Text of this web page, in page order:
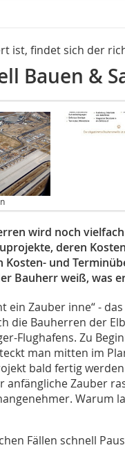
ist, findet sich der
Bauen &
wird noch
deren
Kosten- und
Bauherr weiß, was
ein Zauber inne“ -
die Bauherren der
Flughafens. Zu
man mitten im
bald fertig
anfängliche Zauber
Warum
Fällen schnell